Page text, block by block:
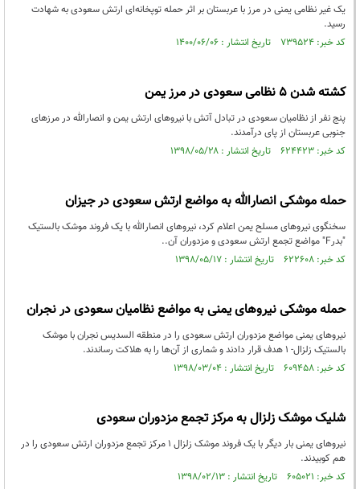
یک غیر نظامی یمنی در مرز با عربستان بر اثر حمله توپخانه‌ای ارتش سعودی به شهادت
رسید.
کد خبر: ۷۳۹۵۲۴ تاریخ انتشار : ۱۴۰۰/۰۶/۰۶
کشته شدن 5 نظامی سعودی در مرز یمن
پنج نفر از نظامیان سعودی در تبادل آتش با نیروهای ارتش یمن و انصارالله در مرزهای
جنوبی عربستان از پای درآمدند.
کد خبر: ۶۲۴۴۲۳ تاریخ انتشار : ۱۳۹۸/۰۵/۲۸
حمله موشکی انصارالله به مواضع ارتش سعودی در جیزان
سخنگوی نیروهای مسلح یمن اعلام کرد، نیروهای انصارالله با یک فروند موشک بالستیک
"بدرF" مواضع تجمع ارتش سعودی و مزدوران آن..
کد خبر: ۶۲۲۶۰۸ تاریخ انتشار : ۱۳۹۸/۰۵/۱۷
حمله موشکی نیرو‌های یمنی به مواضع نظامیان سعودی در نجران
نیرو‌های یمنی مواضع مزدوران ارتش سعودی را در منطقه السدیس نجران با موشک
بالستیک زلزال- ۱ هدف قرار دادند و شماری از آن‌ها را به هلاکت رساندند.
کد خبر: ۶۰۹۴۵۸ تاریخ انتشار : ۱۳۹۸/۰۳/۰۴
شلیک موشک زلزال به مرکز تجمع مزدوران سعودی
نیروهای یمنی بار دیگر با یک فروند موشک زلزال ۱ مرکز تجمع مزدوران ارتش سعودی را در
هم کوبیدند.
کد خبر: ۶۰۵۰۲۱ تاریخ انتشار : ۱۳۹۸/۰۲/۱۳